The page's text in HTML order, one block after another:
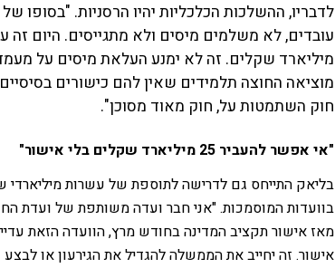
לדבריו, ההשלכות הכלכליות יהיו הרסניות.
מיליארד שקלים. זה לא ימנע העלאת מיסים על
מוציאה החוצה תלמידים שאין להם כישורים
חוק השתמטות על, חוק מאוד מסוכן".
"אי אפשר להעביר 25 מיליארד שקלים בלי אישור"
בליאק התייחס גם לדרישה לתוספת של עשרות מיליארדי
בוועדות המוסמכות. "אני חבר ועדה משותפת של ועדת
אישור. זה יחייב את הממשלה להגדיל את הגירעון או לבצע